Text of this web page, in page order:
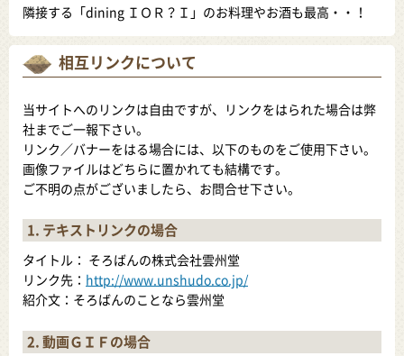
隣接する「dining ＩＯＲ？Ｉ」のお料理やお酒も最高・・！
相互リンクについて
当サイトへのリンクは自由ですが、リンクをはられた場合は弊
社までご一報下さい。
リンク／バナーをはる場合には、以下のものをご使用下さい。
画像ファイルはどちらに置かれても結構です。
ご不明の点がございましたら、お問合せ下さい。
1. テキストリンクの場合
タイトル： そろばんの株式会社雲州堂
リンク先： http://www.unshudo.co.jp/
紹介文：そろばんのことなら雲州堂
2. 動画ＧＩＦの場合